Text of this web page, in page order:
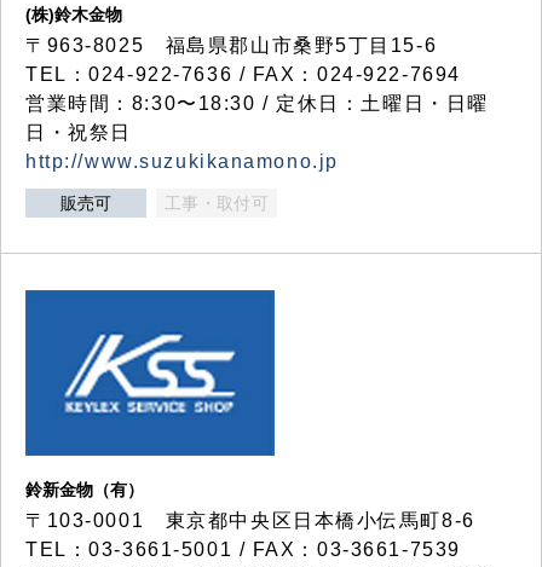
(株)鈴木金物
〒963-8025 福島県郡山市桑野5丁目15-6
TEL：024-922-7636 / FAX：024-922-7694
営業時間：8:30〜18:30 / 定休日：土曜日・日曜
日・祝祭日
http://www.suzukikanamono.jp
販売可 工事・取付可
鈴新金物（有）
〒103-0001 東京都中央区日本橋小伝馬町8-6
TEL：03-3661-5001 / FAX：03-3661-7539